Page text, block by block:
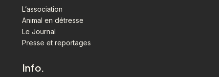
L’association
Animal en détresse
Le Journal
Presse et reportages
Info.